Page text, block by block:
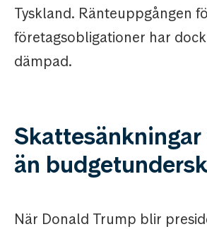
Tyskland. Ränteuppgången
företagsobligationer har
dämpad.
än
När Donald Trump blir